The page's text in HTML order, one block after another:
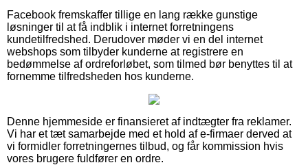
Facebook fremskaffer tillige en lang række gunstige
løsninger til at få indblik i internet forretningens
kundetilfredshed. Derudover møder vi en del internet
webshops som tilbyder kunderne at registrere en
bedømmelse af ordreforløbet, som tilmed bør benyttes til at
fornemme tilfredsheden hos kunderne.
Denne hjemmeside er finansieret af indtægter fra reklamer.
Vi har et tæt samarbejde med et hold af e-firmaer derved at
vi formidler forretningernes tilbud, og får kommission hvis
vores brugere fuldfører en ordre.